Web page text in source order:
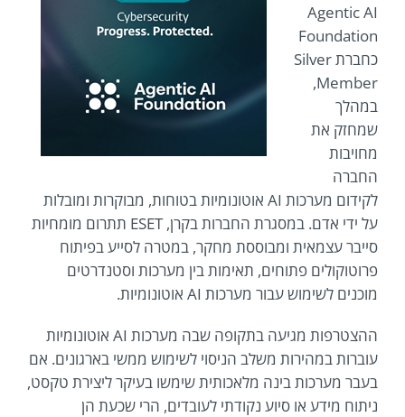
Agentic AI
Foundation
כחברת Silver
Member,
במהלך
שמחזק את
מחויבות
החברה
לקידום מערכות AI אוטונומיות בטוחות, מבוקרות ומובלות
על ידי אדם. במסגרת החברות בקרן, ESET תתרום מומחיות
סייבר עצמאית ומבוססת מחקר, במטרה לסייע בפיתוח
פרוטוקולים פתוחים, תאימות בין מערכות וסטנדרטים
מוכנים לשימוש עבור מערכות AI אוטונומיות.
ההצטרפות מגיעה בתקופה שבה מערכות AI אוטונומיות
עוברות במהירות משלב הניסוי לשימוש ממשי בארגונים. אם
בעבר מערכות בינה מלאכותית שימשו בעיקר ליצירת טקסט,
ניתוח מידע או סיוע נקודתי לעובדים, הרי שכעת הן